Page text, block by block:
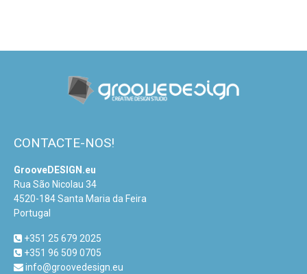
CONTACTE-NOS!
GrooveDESIGN.eu
Rua São Nicolau 34
4520-184 Santa Maria da Feira
Portugal
+351 25 679 2025
+351 96 509 0705
info@groovedesign.eu